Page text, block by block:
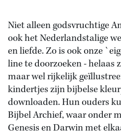
Niet alleen godsvruchtige
ook het Nederlandstalige
en liefde. Zo is ook onze
line te doorzoeken - helaas
maar wel rijkelijk
kindertjes zijn bijbelse
downloaden. Hun ouders
Bijbel Archief, waar onder
Genesis en Darwin met